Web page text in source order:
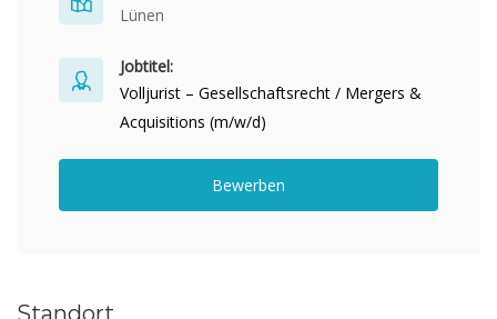
Lünen
Jobtitel:
Volljurist – Gesellschaftsrecht / Mergers &
Acquisitions (m/w/d)
Bewerben
Standort